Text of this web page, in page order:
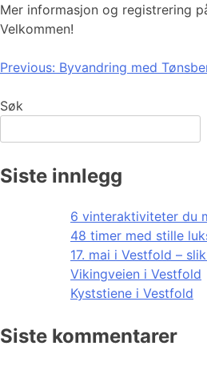
Mer informasjon og registrering
Velkommen!
Innleggsnavigasjon
Previous: Byvandring med
Søk
Siste innlegg
6 vinteraktiviteter du
48 timer med stille
17. mai i Vestfold –
Vikingveien i Vestfold
Kyststiene i Vestfold
Siste kommentarer